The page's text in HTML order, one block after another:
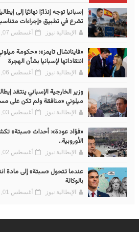
إسبانيا توجه إنذارًا نهائيًا إلى
تشرع في تطبيق «إجراءات
الإيطالية نيوز أغسطس 07, 2026
«فاينانشال تايمز»: «حكومة
انتقاداتها لإسبانيا بشأن الهجرة
الإيطالية نيوز أغسطس 06, 2026
وزير الخارجية الإسباني ينتقد
ميلوني «منافقة ولم تكن على
الإيطالية نيوز أغسطس 03, 2026
«فؤاد عودة»: أحداث «سبتة»
الأوروبية..
الإيطالية نيوز أغسطس 02, 2026
عندما تتحول «سبتة» إلى مادة
بالوكالة
الإيطالية نيوز أغسطس 01, 2026